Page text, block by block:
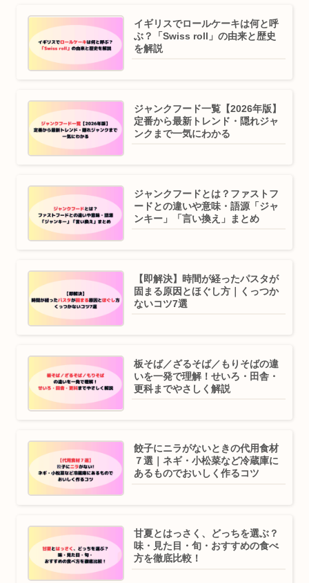
イギリスでロールケーキは何と呼
ぶ？「Swiss roll」の由来と歴史
を解説
ジャンクフード一覧【2026年版】
定番から最新トレンド・隠れジャ
ンクまで一気にわかる
ジャンクフードとは？ファストフ
ードとの違いや意味・語源「ジャ
ンキー」「言い換え」まとめ
【即解決】時間が経ったパスタが
固まる原因とほぐし方｜くっつか
ないコツ7選
板そば／ざるそば／もりそばの違
いを一発で理解！せいろ・田舎・
更科までやさしく解説
餃子にニラがないときの代用食材
７選｜ネギ・小松菜など冷蔵庫に
あるものでおいしく作るコツ
甘夏とはっさく、どっちを選ぶ？
味・見た目・旬・おすすめの食べ
方を徹底比較！